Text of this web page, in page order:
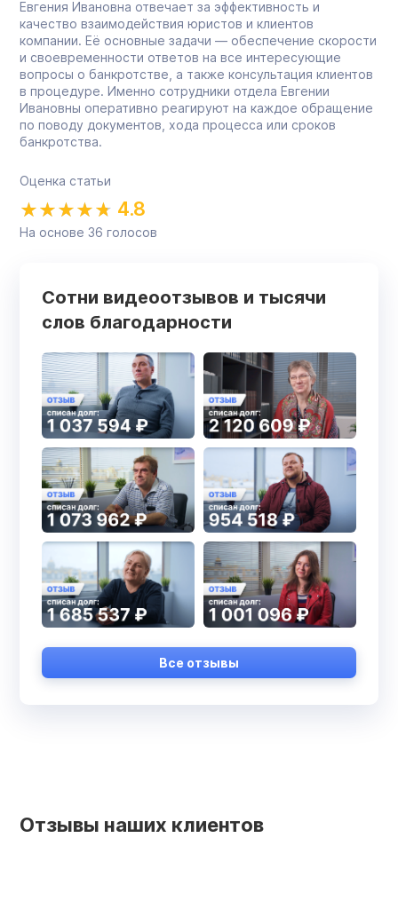
Евгения Ивановна отвечает за эффективность и
качество взаимодействия юристов и клиентов
компании. Её основные задачи — обеспечение скорости
и своевременности ответов на все интересующие
вопросы о банкротстве, а также консультация клиентов
в процедуре. Именно сотрудники отдела Евгении
Ивановны оперативно реагируют на каждое обращение
по поводу документов, хода процесса или сроков
банкротства.
Оценка статьи
4.8
На основе 36 голосов
Сотни видеоотзывов и тысячи
слов благодарности
Все отзывы
Отзывы наших клиентов